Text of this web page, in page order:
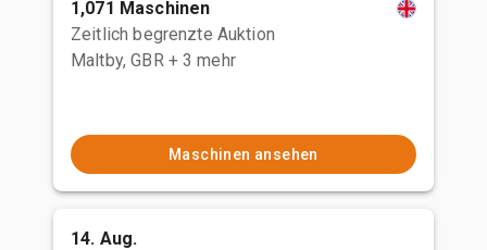
1,071 Maschinen
Zeitlich begrenzte Auktion
Maltby, GBR + 3 mehr
Maschinen ansehen
14. Aug.